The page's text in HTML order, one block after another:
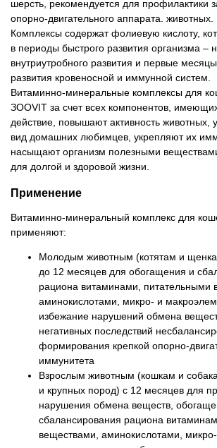
шерсть, рекомендуется для профилактики
опорно-двигательного аппарата. животных.
Комплексы содержат фолиевую кислоту,
в периоды быстрого развития организма –
внутриутробного развития и первые
развития кровеносной и иммунной систем.
Витаминно-минеральные комплексы для
ЗООVIT за счет всех компонентов,
действие, повышают активность животных,
вид домашних любимцев, укрепляют их
насыщают организм полезными
для долгой и здоровой жизни.
Применение
Витаминно-минеральный комплекс для
применяют:
Молодым животным (котятам и
до 12 месяцев для обогащения и
рациона витаминами, питательными
аминокислотами, микро- и
избежание нарушений обмена
негативных последствий
формирования крепкой опорно-
иммунитета
Взрослым животным (кошкам и
и крупных пород) с 12 месяцев для
нарушения обмена веществ,
сбалансирования рациона
веществами, аминокислотами,